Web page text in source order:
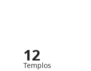
12
Templos